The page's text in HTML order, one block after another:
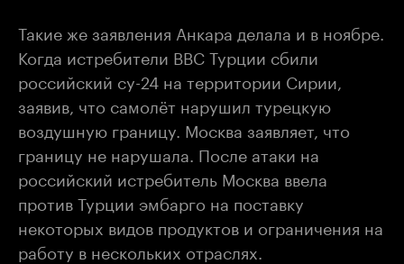
Такие же заявления Анкара делала и в ноябре.
Когда истребители ВВС Турции сбили
российский су-24 на территории Сирии,
заявив, что самолёт нарушил турецкую
воздушную границу. Москва заявляет, что
границу не нарушала. После атаки на
российский истребитель Москва ввела
против Турции эмбарго на поставку
некоторых видов продуктов и ограничения на
работу в нескольких отраслях.